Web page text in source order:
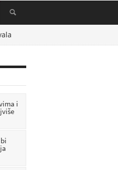
uređaj, pa ostala bez nekoliko
i